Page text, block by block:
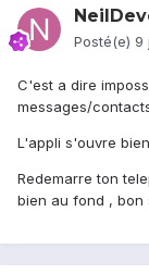
Posté(e) 9
C'est a dire
messages/
L'appli s'ouvre
Redemarre ton
bien au fond , bon